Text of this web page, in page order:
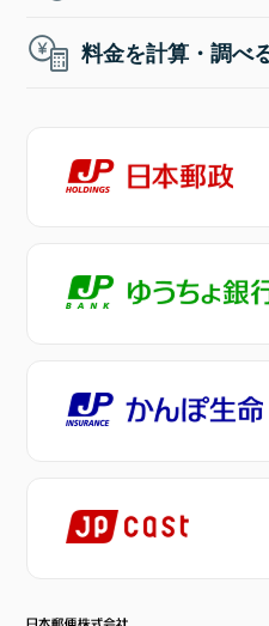
料金を計算・調べ